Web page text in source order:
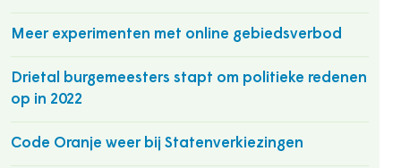
Meer experimenten met online gebiedsverbod
Drietal burgemeesters stapt om politieke redenen
op in 2022
Code Oranje weer bij Statenverkiezingen